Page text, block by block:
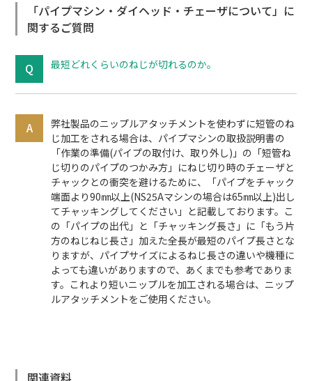
「パイプマシン・ダイヘッド・チェーザについて」に
関するご質問
最短どれくらいのねじが切れるのか。
弊社製品のニップルアタッチメントを使わずに短管のね
じ加工をされる場合は、パイプマシンの取扱説明書の
「作業の準備(パイプの取付け、取り外し)」の「短管ね
じ切りのパイプのつかみ方」にねじ切り時のチェーザと
チャックとの衝突を避けるために、「パイプをチャック
端面より90㎜以上(NS25Aマシンの場合は65㎜以上)出し
てチャッキングしてください」と記載しております。こ
の「パイプの出代」と「チャッキング長さ」に「もう片
方のねじねじ長さ」加えた全長が最短のパイプ長さとな
りますが、パイプサイズによるねじ長さの違いや機種に
よっても違いがありますので、あくまでも参考でありま
す。これより短いニップルを加工される場合は、ニップ
ルアタッチメントをご使用ください。
関連資料